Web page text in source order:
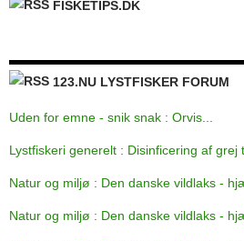
FISKETIPS.DK
123.NU LYSTFISKER FORUM
Uden for emne - snik snak : Orvis...
Lystfiskeri generelt : Disinficering af grej
Natur og miljø : Den danske vildlaks -
Natur og miljø : Den danske vildlaks -